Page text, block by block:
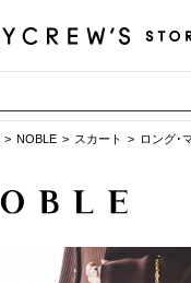
NOBLE スカート ロング･